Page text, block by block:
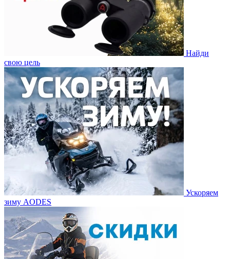
Найди
свою цель
Ускоряем
зиму AODES